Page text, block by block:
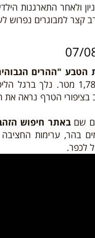
ולאחר התארגנות
קצר למבוגרים נפרוש
הטבע "ההרים
ברכבל נעלה לפסגת ההר הוכלמן בגובה
הטרף נראה את
שםבאתר חיפוש
בהר, ערימות החציבה
לכפר.